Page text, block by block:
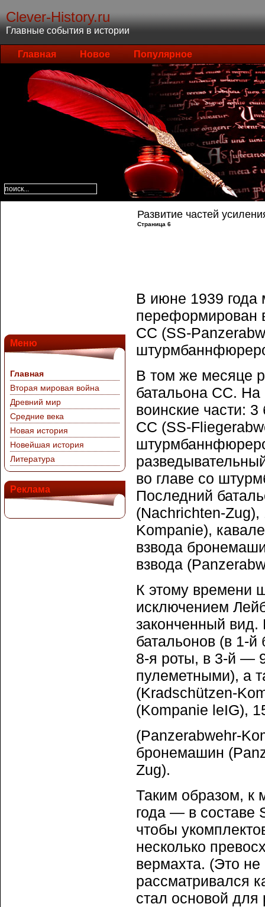
Clever-History.ru
Главные события в истории
Главная Новое Популярное
Меню
Главная
Вторая мировая война
Древний мир
Средние века
Новая история
Новейшая история
Литература
Реклама
Развитие частей
Страница 6
В июне 1939 года
переформирован
СС (SS-
В том же месяце
батальона СС. На
воинские части:
СС (SS-
во главе со
Последний
(Nachrichten-Zug),
Kompanie),
взвода
взвода
К этому времени
исключением
законченный вид.
батальонов (в 1-
8-я роты, в 3-й —
пулеметными), а
(Kradschützen-
(Kompanie leIG),
(Panzerabwehr-
бронемашин
Zug).
Таким образом, к
года — в составе
чтобы
несколько
вермахта. (Это
рассматривался
стал основой для